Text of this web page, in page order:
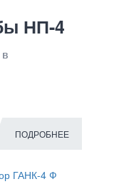
НП-4
ПОДРОБНЕЕ